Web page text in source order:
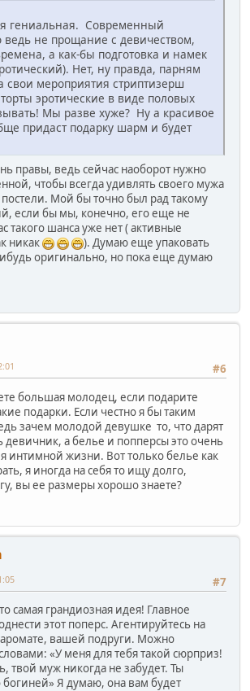
гениальная. Современный
ведь не прощание с девичеством,
а как-бы подготовка и намек
Нет, ну правда, парням
свои мероприятия стриптизерш
эротические в виде половых
Мы разве хуже? Ну а красивое
придаст подарку шарм и будет
правы, ведь сейчас наоборот нужно
чтобы всегда удивлять своего мужа
постели. Мой бы точно был рад такому
если бы мы, конечно, его еще не
такого шанса уже нет ( активные
никак
). Думаю еще упаковать
оригинально, но пока еще думаю
#6
большая молодец, если подарите
подарки. Если честно я бы таким
зачем молодой девушке то, что дарят
девичник, а белье и попперсы это очень
интимной жизни. Вот только белье как
я иногда на себя то ищу долго,
вы ее размеры хорошо знаете?
#7
самая грандиозная идея! Главное
этот поперс. Агентируйтесь на
вашей подруги. Можно
«У меня для тебя такой сюрприз!
твой муж никогда не забудет. Ты
Я думаю, она вам будет